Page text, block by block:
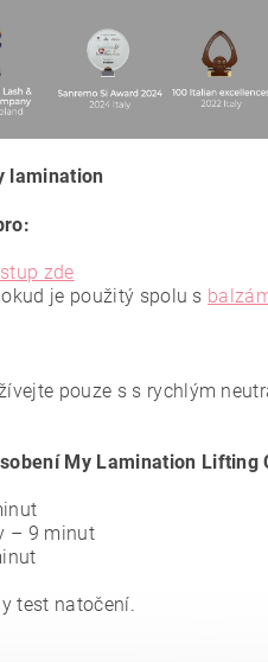
lamination
zde
je použitý spolu s
pouze s s rychlým
My Lamination Lifting
– 9 minut
test natočení.